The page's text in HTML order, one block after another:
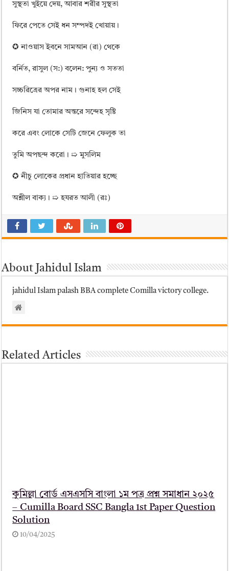
সুস্থতা খুইয়ে দেয়, আবার শরীর সুস্থতা
ফিরে পেতে সেই ধন সম্পদই খোয়ায়।
✪ নাওয়াস ইবনে সামআন (রা) থেকে
বর্নিত, রাসুল (স:) বলেন: পুন্য ও সততা
সচ্চরিত্রের অপর নাম। গুনাহ হল সেই
জিনিস যা তোমার অন্তরে সন্দেহ সৃষ্টি
করে এবং লোকে সেটি জেনে ফেলুক তা
তুমি অপছন্দ করো। ➯ মুসলিম
✪ নীচু লোকের প্রধান হাতিয়ার হচ্ছে
অশ্লীল বাক্য। ➯ হযরত আলী (রঃ)
About Jahidul Islam
jahidul Islam palash BBA complete Comilla victory college.
Related Articles
কুমিল্লা বোর্ড এসএসসি বাংলা ১ম পত্র প্রশ্ন সমাধান ২০২৫
– Cumilla Board SSC Bangla 1st Paper Question
Solution
10/04/2025